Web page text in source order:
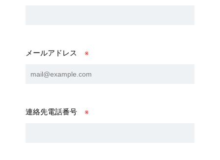
メールアドレス ※
連絡先電話番号 ※